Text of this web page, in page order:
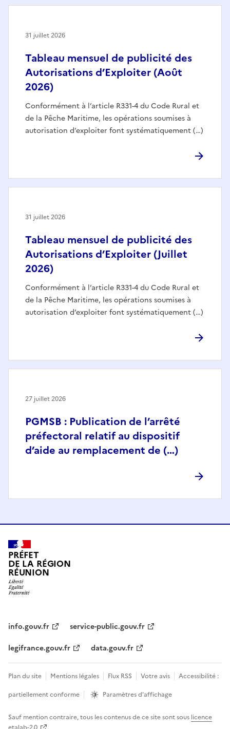
Tableau mensuel de publicité des
Autorisations d’Exploiter (Août
2026)
Conformément à l’article R331-4 du Code Rural et
de la Pêche Maritime, les opérations soumises à
autorisation d’exploiter font systématiquement (…)
31 juillet 2026
Tableau mensuel de publicité des
Autorisations d’Exploiter (Juillet
2026)
Conformément à l’article R331-4 du Code Rural et
de la Pêche Maritime, les opérations soumises à
autorisation d’exploiter font systématiquement (…)
31 juillet 2026
PGMSB : Publication de l’arrêté
préfectoral relatif au dispositif
d’aide au remplacement de (…)
27 juillet 2026
PRÉFET
DE LA RÉGION
RÉUNION
info.gouv.fr
service-public.gouv.fr
legifrance.gouv.fr
data.gouv.fr
Plan du site Mentions légales Flux RSS Votre avis
Accessibilité :
partiellement conforme
Paramètres d'affichage
Sauf mention contraire, tous les contenus de ce site sont sous licence